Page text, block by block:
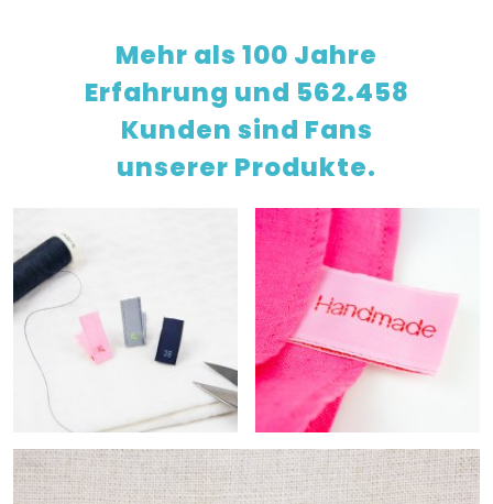
Mehr als 100 Jahre
Erfahrung und 562.458
Kunden sind Fans
unserer Produkte.